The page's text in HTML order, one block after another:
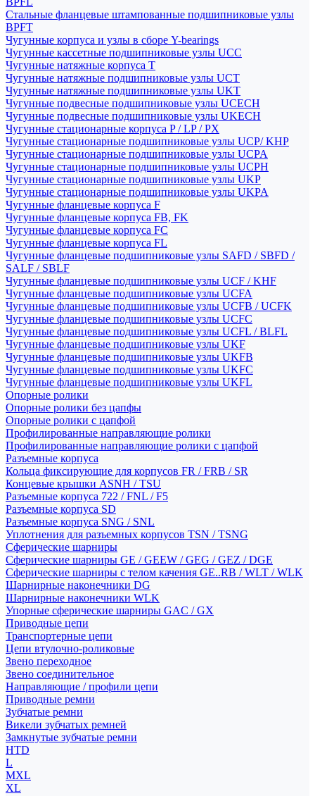
Стальные фланцевые штампованные подшипниковые узлы
BPFT
Чугунные корпуса и узлы в сборе Y-bearings
Чугунные кассетные подшипниковые узлы UCC
Чугунные натяжные корпуса T
Чугунные натяжные подшипниковые узлы UCT
Чугунные натяжные подшипниковые узлы UKT
Чугунные подвесные подшипниковые узлы UCECH
Чугунные подвесные подшипниковые узлы UKECH
Чугунные стационарные корпуса P / LP / PX
Чугунные стационарные подшипниковые узлы UCP/ KHP
Чугунные стационарные подшипниковые узлы UCPA
Чугунные стационарные подшипниковые узлы UCPH
Чугунные стационарные подшипниковые узлы UKP
Чугунные стационарные подшипниковые узлы UKPA
Чугунные фланцевые корпуса F
Чугунные фланцевые корпуса FB, FK
Чугунные фланцевые корпуса FC
Чугунные фланцевые корпуса FL
Чугунные фланцевые подшипниковые узлы SAFD / SBFD /
SALF / SBLF
Чугунные фланцевые подшипниковые узлы UCF / KHF
Чугунные фланцевые подшипниковые узлы UCFA
Чугунные фланцевые подшипниковые узлы UCFB / UCFK
Чугунные фланцевые подшипниковые узлы UCFC
Чугунные фланцевые подшипниковые узлы UCFL / BLFL
Чугунные фланцевые подшипниковые узлы UKF
Чугунные фланцевые подшипниковые узлы UKFB
Чугунные фланцевые подшипниковые узлы UKFC
Чугунные фланцевые подшипниковые узлы UKFL
Опорные ролики
Опорные ролики без цапфы
Опорные ролики с цапфой
Профилированные направляющие ролики
Профилированные направляющие ролики с цапфой
Разъемные корпуса
Кольца фиксирующие для корпусов FR / FRB / SR
Концевые крышки ASNH / TSU
Разъемные корпуса 722 / FNL / F5
Разъемные корпуса SD
Разъемные корпуса SNG / SNL
Уплотнения для разъемных корпусов TSN / TSNG
Сферические шарниры
Сферические шарниры GE / GEEW / GEG / GEZ / DGE
Сферические шарниры с телом качения GE..RB / WLT / WLK
Шарнирные наконечники DG
Шарнирные наконечники WLK
Упорные сферические шарниры GAC / GX
Приводные цепи
Транспортерные цепи
Цепи втулочно-роликовые
Звено переходное
Звено соединительное
Направляющие / профили цепи
Приводные ремни
Зубчатые ремни
Викели зубчатых ремней
Замкнутые зубчатые ремни
HTD
L
MXL
XL